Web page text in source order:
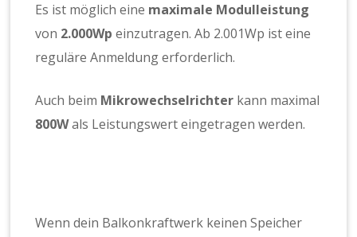
Es ist möglich eine maximale Modulleistung
von 2.000Wp einzutragen. Ab 2.001Wp ist eine
reguläre Anmeldung erforderlich.
Auch beim Mikrowechselrichter kann maximal
800Wals Leistungswert eingetragen werden.
Wenn dein Balkonkraftwerk keinen Speicher